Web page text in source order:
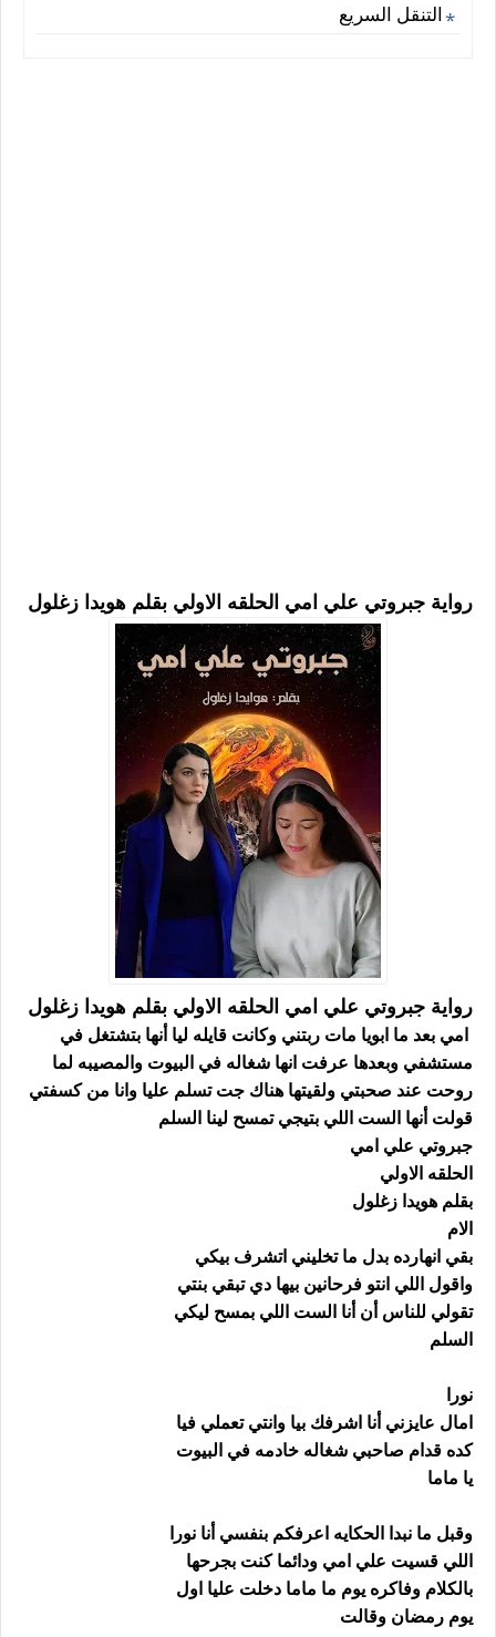
التنقل السريع
رواية جبروتي علي امي الحلقه الاولي بقلم هويدا زغلول
رواية جبروتي علي امي الحلقه الاولي بقلم هويدا زغلول
امي بعد ما ابويا مات ربتني وكانت قايله ليا أنها بتشتغل في
مستشفي وبعدها عرفت انها شغاله في البيوت والمصيبه لما
روحت عند صحبتي ولقيتها هناك جت تسلم عليا وانا من كسفتي
قولت أنها الست اللي بتيجي تمسح لينا السلم
جبروتي علي امي
الحلقه الاولي
بقلم هويدا زغلول
الام
بقي انهارده بدل ما تخليني اتشرف بيكي
واقول اللي انتو فرحانين بيها دي تبقي بنتي
تقولي للناس أن أنا الست اللي بمسح ليكي
السلم
نورا
امال عايزني أنا اشرفك بيا وانتي تعملي فيا
كده قدام صاحبي شغاله خادمه في البيوت
يا ماما
وقبل ما نبدا الحكايه اعرفكم بنفسي أنا نورا
اللي قسيت علي امي ودائما كنت بجرحها
بالكلام وفاكره يوم ما ماما دخلت عليا اول
يوم رمضان وقالت